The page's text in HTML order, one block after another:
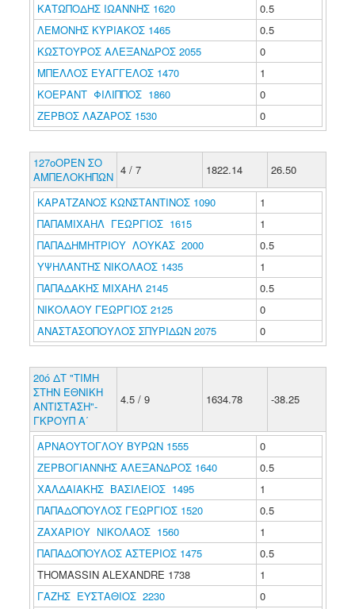
ΚΑΤΩΠΟΔΗΣ ΙΩΑΝΝΗΣ 1620
0.5
ΛΕΜΟΝΗΣ ΚΥΡΙΑΚΟΣ 1465
0.5
ΚΩΣΤΟΥΡΟΣ ΑΛΕΞΑΝΔΡΟΣ 2055
0
ΜΠΕΛΛΟΣ ΕΥΑΓΓΕΛΟΣ 1470
1
ΚΟΕΡΑΝΤ ΦΙΛΙΠΠΟΣ 1860
0
ΖΕΡΒΟΣ ΛΑΖΑΡΟΣ 1530
0
127oΟΡΕΝ ΣΟ
ΑΜΠΕΛΟΚΗΠΩΝ 4 / 7 1822.14 26.50
ΚΑΡΑΤΖΑΝΟΣ ΚΩΝΣΤΑΝΤΙΝΟΣ 1090
1
ΠΑΠΑΜΙΧΑΗΛ ΓΕΩΡΓΙΟΣ 1615
1
ΠΑΠΑΔΗΜΗΤΡΙΟΥ ΛΟΥΚΑΣ 2000
0.5
ΥΨΗΛΑΝΤΗΣ ΝΙΚΟΛΑΟΣ 1435
1
ΠΑΠΑΔΑΚΗΣ ΜΙΧΑΗΛ 2145
0.5
ΝΙΚΟΛΑΟΥ ΓΕΩΡΓΙΟΣ 2125
0
ΑΝΑΣΤΑΣΟΠΟΥΛΟΣ ΣΠΥΡΙΔΩΝ 2075
0
20ό ΔΤ "ΤΙΜΗ
ΣΤΗΝ ΕΘΝΙΚΗ
ΑΝΤΙΣΤΑΣΗ"-
ΓΚΡΟΥΠ Α΄
4.5 / 9 1634.78 -38.25
ΑΡΝΑΟΥΤΟΓΛΟΥ ΒΥΡΩΝ 1555
0
ΖΕΡΒΟΓΙΑΝΝΗΣ ΑΛΕΞΑΝΔΡΟΣ 1640
0.5
ΧΑΛΔΑΙΑΚΗΣ ΒΑΣΙΛΕΙΟΣ 1495
1
ΠΑΠΑΔΟΠΟΥΛΟΣ ΓΕΩΡΓΙΟΣ 1520
0.5
ΖΑΧΑΡΙΟΥ ΝΙΚΟΛΑΟΣ 1560
1
ΠΑΠΑΔΟΠΟΥΛΟΣ ΑΣΤΕΡΙΟΣ 1475
0.5
THOMASSIN ALEXANDRE 1738
1
ΓΑΖΗΣ ΕΥΣΤΑΘΙΟΣ 2230
0